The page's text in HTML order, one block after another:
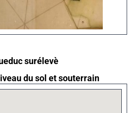
surélevè
du sol et souterrain